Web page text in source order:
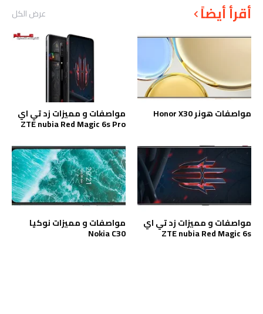
أقرأ أيضاً عرض الكل
مواصفات هونر Honor X30 مواصفات و مميزات زد تي اي
ZTE nubia Red Magic 6s Pro
مواصفات و مميزات زد تي اي
ZTE nubia Red Magic 6s
مواصفات و مميزات نوكيا
Nokia C30